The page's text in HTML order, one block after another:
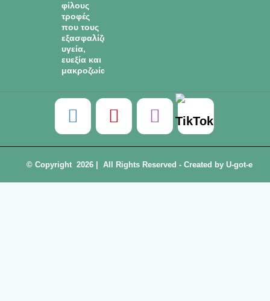
φίλους
τροφές
που τους
εξασφαλίζουν
υγεία,
ευεξία και
μακροζωία.
© Copyright 2026 | All Rights Reserved - Created by U-got-e